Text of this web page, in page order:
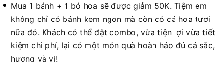
Mua 1 bánh + 1 bó hoa sẽ được giảm 50K. Tiệm em
không chỉ có bánh kem ngon mà còn có cả hoa tươi
nữa đó. Khách có thể đặt combo, vừa tiện lợi vừa tiết
kiệm chi phí, lại có một món quà hoàn hảo đủ cả sắc,
hương và vị!